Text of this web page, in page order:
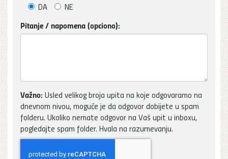
DA NE
Pitanje / napomena (opciono):
Važno: Usled velikog broja upita na koje odgovaramo na
dnevnom nivou, moguće je da odgovor dobijete u spam
folderu. Ukoliko nemate odgovor na Vaš upit u inboxu,
pogledajte spam folder. Hvala na razumevanju.